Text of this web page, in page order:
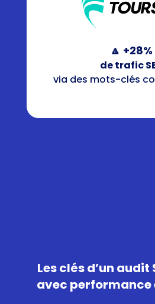
🔼 +28%
de trafic
via des mots-clés
Les clés d’un audit
avec